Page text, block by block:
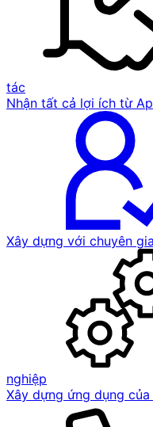
tác
Nhận tất cả lợi ích từ
Xây dựng với chuyên
nghiệp
Xây dựng ứng dụng